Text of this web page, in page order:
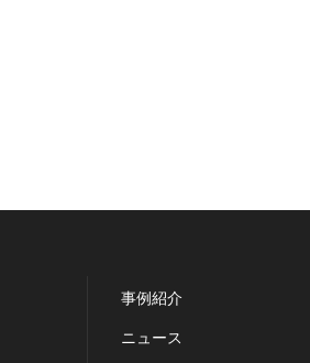
事例紹介
ニュース